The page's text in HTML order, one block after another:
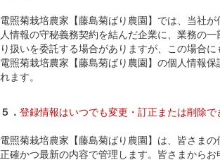
電照菊栽培農家【藤島菊ばり農園】では、当社
人情報の守秘義務契約を結んだ企業に、業務の
り扱いを委託する場合がありますが、この場合
電照菊栽培農家【藤島菊ばり農園】の個人情報保
れます。
５． 登録情報はいつでも変更・訂正または削除で
電照菊栽培農家【藤島菊ばり農園】は、皆さま
正確かつ最新の内容で管理します。皆さまからお